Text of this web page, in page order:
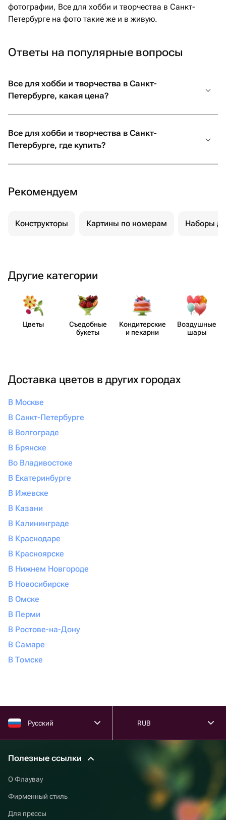
фотографии, Все для хобби и творчества в Санкт-
Петербурге на фото такие же и в живую.
Ответы на популярные вопросы
Все для хобби и творчества в Санкт-
Петербурге, какая цена?
Все для хобби и творчества в Санкт-
Петербурге, где купить?
Рекомендуем
Конструкторы Картины по номерам Наборы
Другие категории
Цветы
Съедобные
букеты
Кондит​ерские
и пекарни
Воздушные
шары
Доставка цветов в других городах
В Москве
В Санкт-Петербурге
В Волгограде
В Брянске
Во Владивостоке
В Екатеринбурге
В Ижевске
В Казани
В Калининграде
В Краснодаре
В Красноярске
В Нижнем Новгороде
В Новосибирске
В Омске
В Перми
В Ростове-на-Дону
В Самаре
В Томске
Русский RUB
Полезные ссылки
О Флаувау
Фирменный стиль
Для прессы